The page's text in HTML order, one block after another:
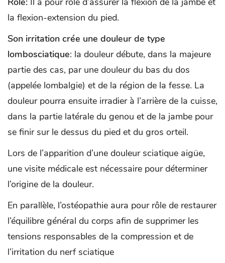
la flexion-extension du pied.
Son irritation crée une douleur de type
lombosciatique: la douleur débute, dans la majeure
partie des cas, par une douleur du bas du dos
(appelée lombalgie) et de la région de la fesse. La
douleur pourra ensuite irradier à l’arrière de la cuisse,
dans la partie latérale du genou et de la jambe pour
se finir sur le dessus du pied et du gros orteil.
Lors de l’apparition d’une douleur sciatique aigüe,
une visite médicale est nécessaire pour déterminer
l’origine de la douleur.
En parallèle, l’ostéopathie aura pour rôle de restaurer
l’équilibre général du corps afin de supprimer les
tensions responsables de la compression et de
l’irritation du nerf sciatique